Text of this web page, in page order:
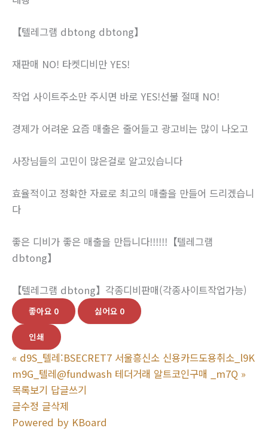
【텔레그램 dbtong dbtong】
재판매 NO! 타켓디비만 YES!
작업 사이트주소만 주시면 바로 YES!선불 절때 NO!
경제가 어려운 요즘 매출은 줄어들고 광고비는 많이 나오고
사장님들의 고민이 많은걸로 알고있습니다
효율적이고 정확한 자료로 최고의 매출을 만들어 드리겠습니
다
​좋은 디비가 좋은 매출을 만듭니다!!!!!!【텔레그램
dbtong】
【텔레그램 dbtong】각종디비판매(각종사이트작업가능)
좋아요 0 싫어요 0
인쇄
« d9S_텔레:BSECRET7 서울흥신소 신용카드도용취소_l9K
m9G_텔레@fundwash 테더거래 알트코인구매 _m7Q »
목록보기 답글쓰기
글수정 글삭제
Powered by KBoard